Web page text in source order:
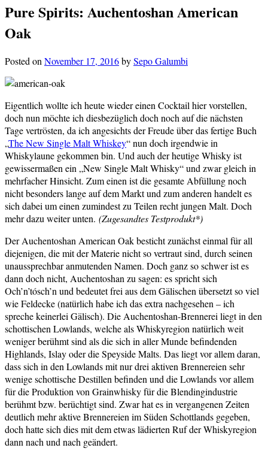
Pure Spirits: Auchentoshan American
Oak
Posted onNovember 17, 2016bySepo Galumbi
Eigentlich wollte ich heute wieder einen Cocktail hier vorstellen,
doch nun möchte ich diesbezüglich doch noch auf die nächsten
Tage vertrösten, da ich angesichts der Freude über das fertige Buch
„The New Single Malt Whiskey“ nun doch irgendwie in
Whiskylaune gekommen bin. Und auch der heutige Whisky ist
gewissermaßen ein „New Single Malt Whisky“ und zwar gleich in
mehrfacher Hinsicht. Zum einen ist die gesamte Abfüllung noch
nicht besonders lange auf dem Markt und zum anderen handelt es
sich dabei um einen zumindest zu Teilen recht jungen Malt. Doch
mehr dazu weiter unten. (Zugesandtes Testprodukt*)
Der Auchentoshan American Oak besticht zunächst einmal für all
diejenigen, die mit der Materie nicht so vertraut sind, durch seinen
unaussprechbar anmutenden Namen. Doch ganz so schwer ist es
dann doch nicht, Auchentoshan zu sagen: es spricht sich
Och’n’tósch’n und bedeutet frei aus dem Gälischen übersetzt so viel
wie Feldecke (natürlich habe ich das extra nachgesehen – ich
spreche keinerlei Gälisch). Die Auchentoshan-Brennerei liegt in den
schottischen Lowlands, welche als Whiskyregion natürlich weit
weniger berühmt sind als die sich in aller Munde befindenden
Highlands, Islay oder die Speyside Malts. Das liegt vor allem daran,
dass sich in den Lowlands mit nur drei aktiven Brennereien sehr
wenige schottische Destillen befinden und die Lowlands vor allem
für die Produktion von Grainwhisky für die Blendingindustrie
berühmt bzw. berüchtigt sind. Zwar hat es in vergangenen Zeiten
deutlich mehr aktive Brennereien im Süden Schottlands gegeben,
doch hatte sich dies mit dem etwas lädierten Ruf der Whiskyregion
dann nach und nach geändert.